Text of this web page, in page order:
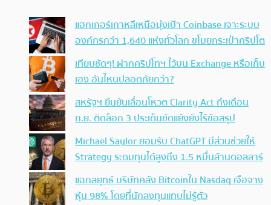
แฮกเกอร์เกาหลีเหนือมุ่งเป้า Coinbase เจาะระบบ
องค์กรกว่า 1,640 แห่งทั่วโลก ขโมยกระเป๋าคริปโต
เทียบชัดๆ! ฝากคริปโทฯ ไว้บน Exchange หรือเก็บ
เอง อันไหนปลอดภัยกว่า?
สหรัฐฯ ยืนยันเลื่อนโหวต Clarity Act ถึงเดือน
ก.ย. ติดล็อก 3 ประเด็นขัดแย้งยังไร้ข้อสรุป
Michael Saylor ยอมรับ ChatGPT มีส่วนช่วยให้
Strategy ระดมทุนได้สูงถึง 1.5 หมื่นล้านดอลลาร์
แฉกลยุทธ์ บริษัทคลัง Bitcoinใน Nasdaq เจือจาง
หุ้น 98% โดยที่นักลงทุนแทบไม่รู้ตัว